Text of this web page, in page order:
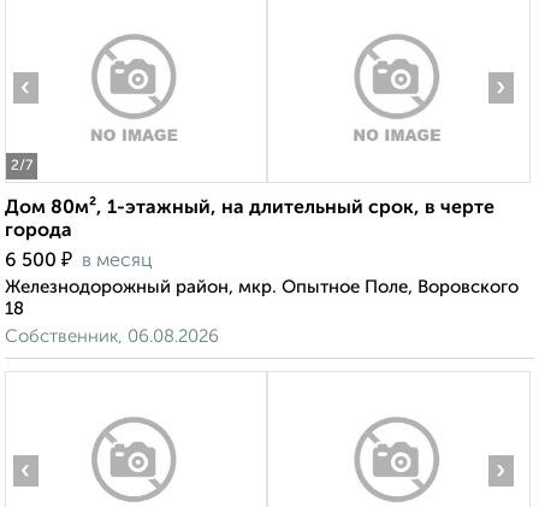
2/7
‹ ›
Дом 80м², 1-этажный, на длительный срок, в черте
города
6 500 ₽ в месяц
Железнодорожный район, мкр. Опытное Поле, Воровского
18
Собственник, 06.08.2026
‹ ›